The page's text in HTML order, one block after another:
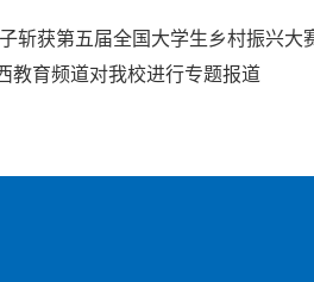
斩获第五届全国大学生乡村振兴大
教育频道对我校进行专题报道